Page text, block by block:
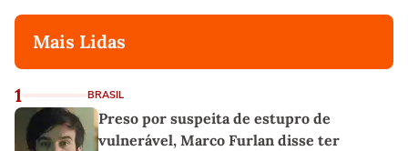
Mais Lidas
1 BRASIL
Preso por suspeita de estupro de
vulnerável, Marco Furlan disse ter